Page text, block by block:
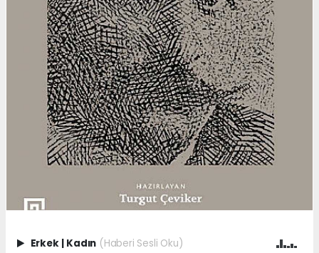
Erkek Kadın (Haberi Sesli Oku)